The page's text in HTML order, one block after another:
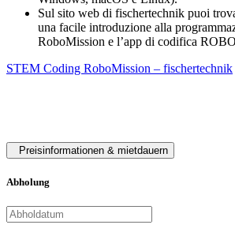
Sul sito web di fischertechnik puoi
una facile introduzione alla
RoboMission e l’app di codifica
STEM Coding RoboMission – fischertechnik
Preisinformationen & mietdauern
Abholung